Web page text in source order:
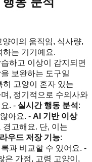
이의 움직임, 식사량,
하는 기기예요.
하고 이상이 감지되면
보완하는 도구일
고양이 혼자 있는
, 정기적으로 수의사와
. - 실시간 행동 분석 :
아요. - AI 기반 이상
고해요. 단, 이는
우드 저장 기능:
과 비교할 수 있어요. -
은 가정, 고령 고양이,